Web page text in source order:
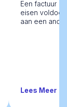
Een factuur
eisen
aan een
Lees Meer